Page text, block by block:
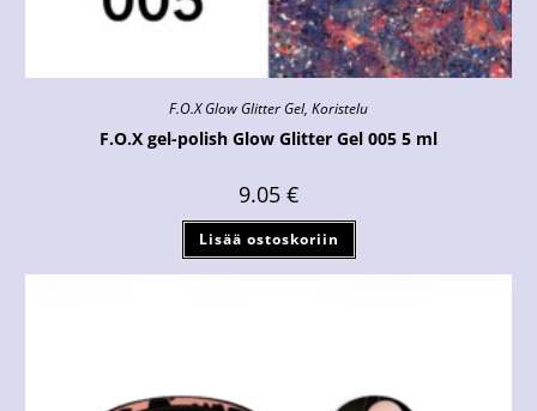
F.O.X Glow Glitter Gel, Koristelu
F.O.X gel-polish Glow Glitter Gel 005 5 ml
9.05 €
Lisää ostoskoriin